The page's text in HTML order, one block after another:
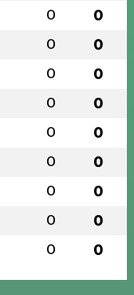
0 0
0 0
0 0
0 0
0 0
0 0
0 0
0 0
0 0